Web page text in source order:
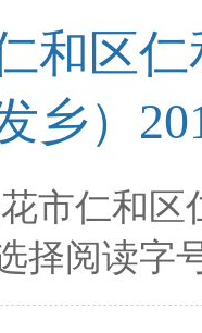
和区
乡）
市仁和区
阅读字